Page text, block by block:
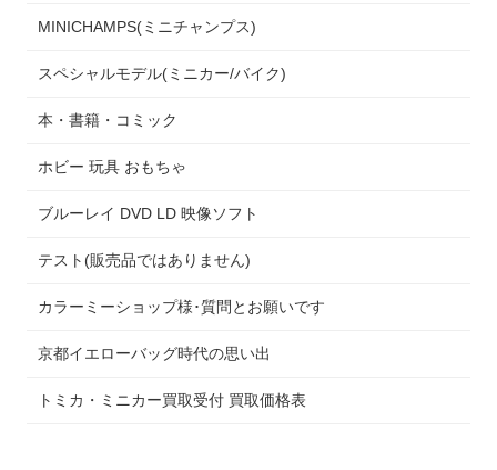
MINICHAMPS(ミニチャンプス)
スペシャルモデル(ミニカー/バイク)
本・書籍・コミック
ホビー 玩具 おもちゃ
ブルーレイ DVD LD 映像ソフト
テスト(販売品ではありません)
カラーミーショップ様･質問とお願いです
京都イエローバッグ時代の思い出
トミカ・ミニカー買取受付 買取価格表